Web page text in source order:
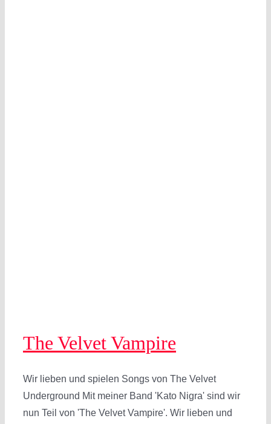
The Velvet Vampire
Wir lieben und spielen Songs von The Velvet
Underground Mit meiner Band 'Kato Nigra' sind wir
nun Teil von 'The Velvet Vampire'. Wir lieben und